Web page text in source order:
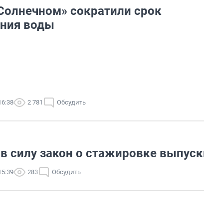
сократили срок
воды
2 781 Обсудить
силу закон о стажировке
283 Обсудить